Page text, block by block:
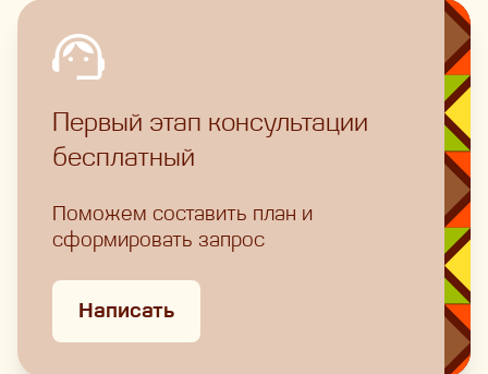
Первый этап консультации
бесплатный
Поможем составить план и
сформировать запрос
Написать